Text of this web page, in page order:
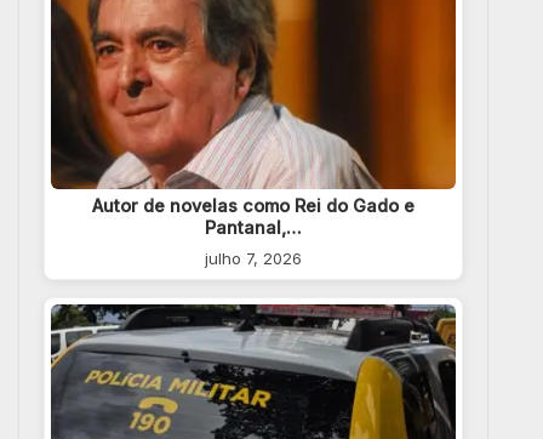
Autor de novelas como Rei do Gado e
Pantanal,…
julho 7, 2026